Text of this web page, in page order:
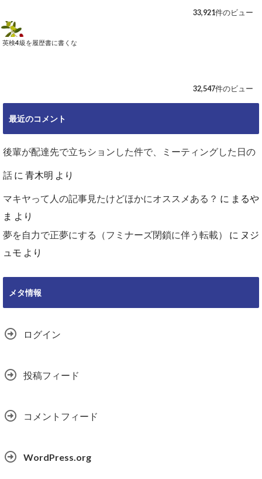
33,921件のビュー
英検4級を履歴書に書くな
32,547件のビュー
最近のコメント
後輩が配達先で立ちションした件で、ミーティングした日の
話 に 青木明 より
マキヤって人の記事見たけどほかにオススメある？ に まるや
ま より
夢を自力で正夢にする（フミナーズ閉鎖に伴う転載）
に ヌジ
ュモ より
メタ情報
ログイン
投稿フィード
コメントフィード
WordPress.org